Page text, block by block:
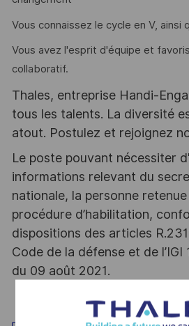
Vous connaissez le cycle en V, ainsi
Vous avez l'esprit d'équipe et
collaboratif.
Thales, entreprise Handi-
tous les talents. La diversité
atout. Postulez et rejoignez
Le poste pouvant nécessiter
informations relevant du
nationale, la personne
procédure d’habilitation,
dispositions des articles
Code de la défense et de l’IGI
du 09 août 2021.